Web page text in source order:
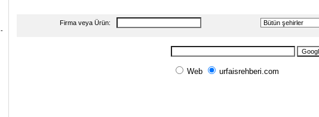
-
Firma veya Ürün:
Web urfaisrehberi.com